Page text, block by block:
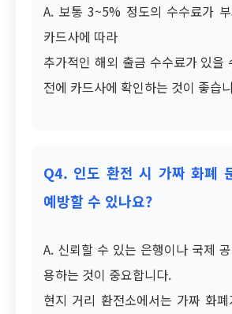
A. 보통 3~5% 정도의 수수료가
카드사에 따라
추가적인 해외 출금 수수료가 있을
전에 카드사에 확인하는 것이 좋습
Q4. 인도 환전 시 가짜 화폐
예방할 수 있나요?
A. 신뢰할 수 있는 은행이나 국제
용하는 것이 중요합니다.
현지 거리 환전소에서는 가짜 화